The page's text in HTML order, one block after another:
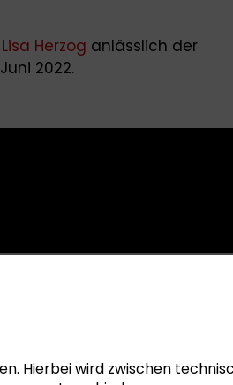
Herzog anlässlich der
2022.
Hierbei wird zwischen